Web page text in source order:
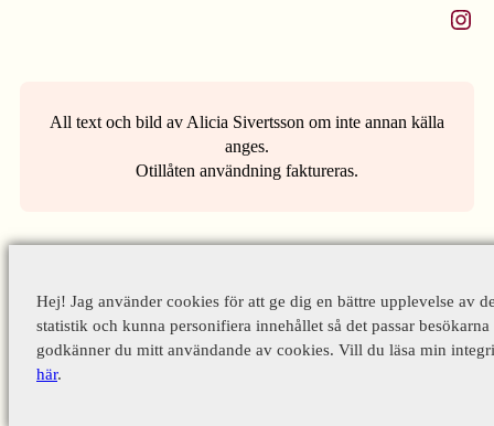
Instagram
All text och bild av Alicia Sivertsson om inte annan källa
anges.
Otillåten användning faktureras.
Hej! Jag använder cookies för att ge dig en bättre upplevelse av
statistik och kunna personifiera innehållet så det passar
godkänner du mitt användande av cookies. Vill du läsa min
här.